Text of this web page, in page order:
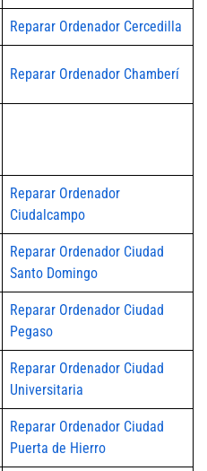
Reparar Ordenador Cercedilla
Reparar Ordenador Chamberí
Reparar Ordenador
Ciudalcampo
Reparar Ordenador Ciudad
Santo Domingo
Reparar Ordenador Ciudad
Pegaso
Reparar Ordenador Ciudad
Universitaria
Reparar Ordenador Ciudad
Puerta de Hierro